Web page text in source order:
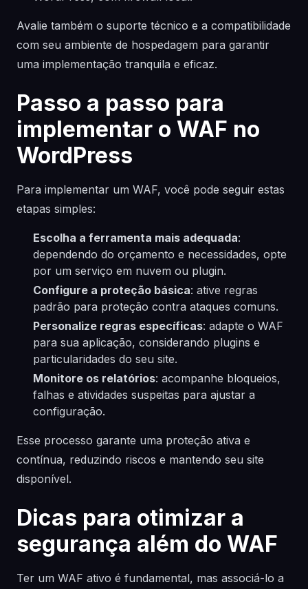
Avalie também o suporte técnico e a compatibilidade
com seu ambiente de hospedagem para garantir
uma implementação tranquila e eficaz.
Passo a passo para
implementar o WAF no
WordPress
Para implementar um WAF, você pode seguir estas
etapas simples:
Escolha a ferramenta mais adequada:
dependendo do orçamento e necessidades, opte
por um serviço em nuvem ou plugin.
Configure a proteção básica: ative regras
padrão para proteção contra ataques comuns.
Personalize regras específicas: adapte o WAF
para sua aplicação, considerando plugins e
particularidades do seu site.
Monitore os relatórios: acompanhe bloqueios,
falhas e atividades suspeitas para ajustar a
configuração.
Esse processo garante uma proteção ativa e
contínua, reduzindo riscos e mantendo seu site
disponível.
Dicas para otimizar a
segurança além do WAF
Ter um WAF ativo é fundamental, mas associá-lo a